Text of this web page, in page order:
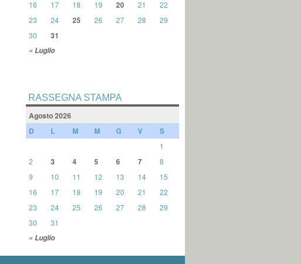
« Luglio
16
17 18 19 20 21
22
23
24 25 26 27 28
29
30
31
RASSEGNA STAMPA
Agosto 2026
D
L M M G V S
« Luglio
1
2
3 4 5 6 7
8
9
10 11 12 13 14
15
16
17 18 19 20 21
22
23
24 25 26 27 28
29
30
31